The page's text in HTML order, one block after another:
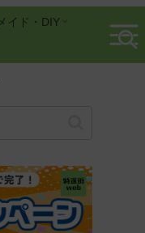
イド・DIY